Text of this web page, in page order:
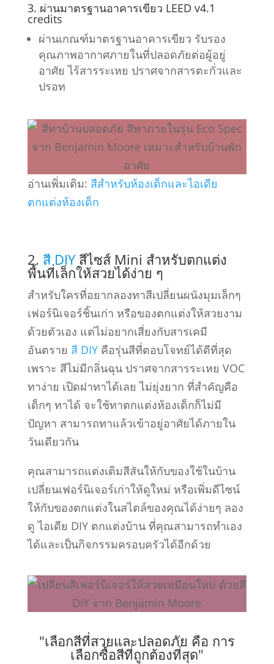
3. ผ่านมาตรฐานอาคารเขียว LEED v4.1
credits
ผ่านเกณฑ์มาตรฐานอาคารเขียว รับรอง
คุณภาพอากาศภายในที่ปลอดภัยต่อผู้อยู่
อาศัย ไร้สารระเหย ปราศจากสารตะกั่วและ
ปรอท
อ่านเพิ่มเติม: สีสำหรับห้องเด็กและไอเดีย
ตกแต่งห้องเด็ก
2. สี DIYสีไซส์ Mini สำหรับตกแต่ง
พื้นที่เล็กให้สวยได้ง่าย ๆ
สำหรับใครที่อยากลองทาสีเปลี่ยนผนังมุมเล็กๆ
เฟอร์นิเจอร์ชิ้นเก่า หรือของตกแต่งให้สวยงาม
ด้วยตัวเอง แต่ไม่อยากเสี่ยงกับสารเคมี
อันตราย สี DIYคือรุ่นสีที่ตอบโจทย์ได้ดีที่สุด
เพราะ สีไม่มีกลิ่นฉุน ปราศจากสารระเหย VOC
ทาง่าย เปิดฝาทาได้เลย ไม่ยุ่งยาก ที่สำคัญคือ
เด็กๆ ทาได้ จะใช้ทาตกแต่งห้องเด็กก็ไม่มี
ปัญหา สามารถทาแล้วเข้าอยู่อาศัยได้ภายใน
วันเดียวกัน
คุณสามารถแต่งเติมสีสันให้กับของใช้ในบ้าน
เปลี่ยนเฟอร์นิเจอร์เก่าให้ดูใหม่ หรือเพิ่มดีไซน์
ให้กับของตกแต่งในสไตล์ของคุณได้ง่ายๆ ลอง
ดู ไอเดีย DIY ตกแต่งบ้าน ที่คุณสามารถทําเอง
ได้และเป็นกิจกรรมครอบครัวได้อีกด้วย
"เลือกสีที่สวยและปลอดภัย คือ การ
เลือกซื้อสีที่ถูกต้องที่สุด"